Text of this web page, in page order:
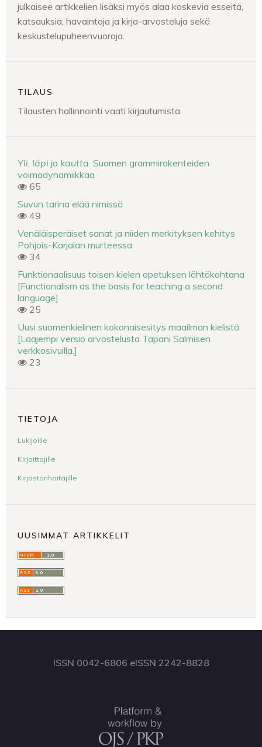
julkaisee artikkelien lisäksi myös alaa koskevia esseitä,
katsauksia, havaintoja ja kirja-arvosteluja sekä
keskustelupuheenvuoroja.
TILAUS
Tilausten hallinnointi vaati kirjautumista.
Yli läpi ja kautta . Suomen grammirakenteiden
voimadynamiikkaa
65
Suvun tarina elää nimissä
49
Venäläisperäiset sanat ja niiden merkityksen kehitys
Pohjois-Karjalan murteessa
34
Funktionaalisuus toisen kielen opetuksen lähtökohtana
[Functionalism as the basis for teaching a second
language]
25
Uusi suomenkielinen kokonaisesitys maailman kielistä
[Laajempi versio arvostelusta Tapani Salmisen
verkkosivuilla.]
23
TIETOJA
Lukijoille
Kirjoittajille
Kirjastonhoitajille
UUSIMMAT ARTIKKELIT
ISSN 0042-6806 eISSN 2242-8828